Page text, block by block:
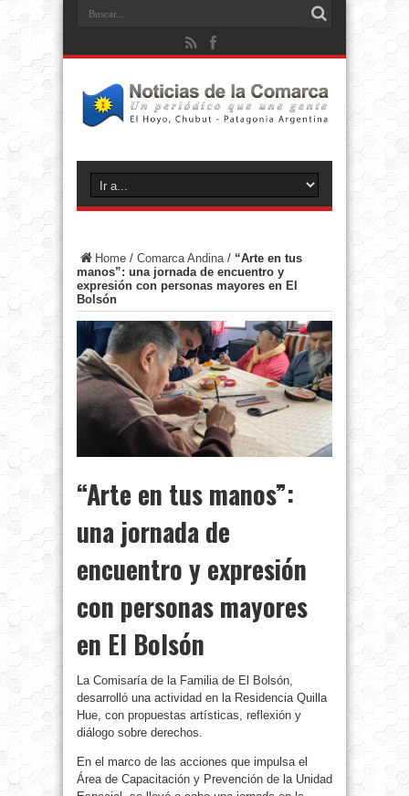
Home / Comarca Andina/ “Arte en tus
manos”: una jornada de encuentro y
expresión con personas mayores en El
Bolsón
“Arte en tus manos”:
una jornada de
encuentro y expresión
con personas mayores
en El Bolsón
La Comisaría de la Familia de El Bolsón,
desarrolló una actividad en la Residencia Quilla
Hue, con propuestas artísticas, reflexión y
diálogo sobre derechos.
En el marco de las acciones que impulsa el
Área de Capacitación y Prevención de la Unidad